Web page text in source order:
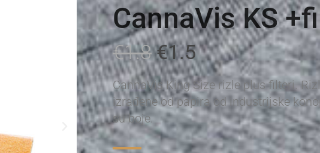
CannaVis KS
€1.8 €1.5
CannaVis King Size rizle plus filteri.
izrađene od papira od industrijske
su boje.